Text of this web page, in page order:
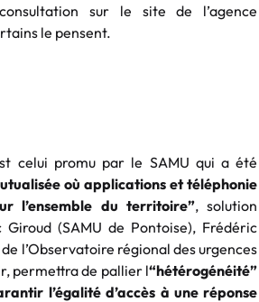
sur le site de l’agence
le pensent.
celui promu par le SAMU qui a été
où applications et téléphonie
l’ensemble du territoire”, solution
(SAMU de Pontoise), Frédéric
l’Observatoire régional des urgences
permettra de pallier l“hétérogénéité”
l’égalité d’accès à une réponse